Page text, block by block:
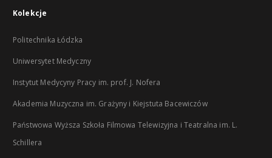
Kolekcje
Politechnika Łódzka
Uniwersytet Medyczny
Instytut Medycyny Pracy im. prof. J. Nofera
Akademia Muzyczna im. Grażyny i Kiejstuta Bacewiczów
Państwowa Wyższa Szkoła Filmowa Telewizyjna i Teatralna im. L.
Schillera